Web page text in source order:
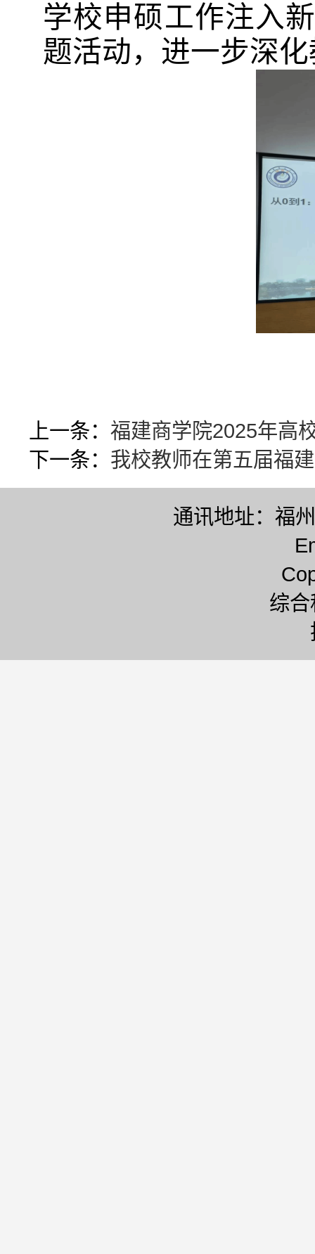
学校申硕工作注入
题活动，进一步深化
上一条： 福建商学院2025年高
下一条： 我校教师在第五届福
通讯地址：福
综